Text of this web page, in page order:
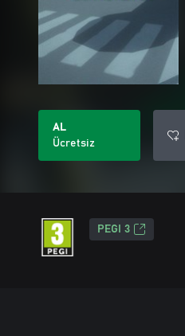
AL
Ücretsiz
PEGI 3